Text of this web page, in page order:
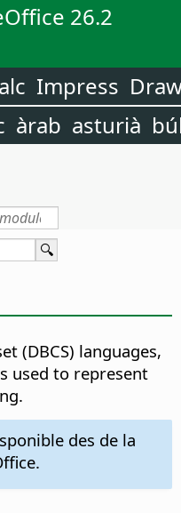
26.2
Impress
àrab asturià
(DBCS) languages,
used to represent
des de la